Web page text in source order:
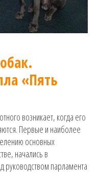
«Пять
возникает, когда его
Первые и наиболее
основных
начались в
руководством парламента